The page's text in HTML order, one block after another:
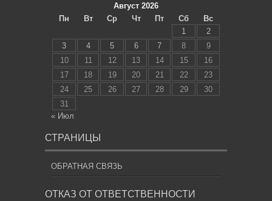
Август 2026
Пн
Вт Ср Чт Пт Сб
Вс
1
2
3
4 5 6 7 8
9
10
11 12 13 14 15
16
17
18 19 20 21 22
23
24
25 26 27 28 29
30
31
« Июл
СТРАНИЦЫ
ОБРАТНАЯ СВЯЗЬ
ОТКАЗ ОТ ОТВЕТСТВЕННОСТИ